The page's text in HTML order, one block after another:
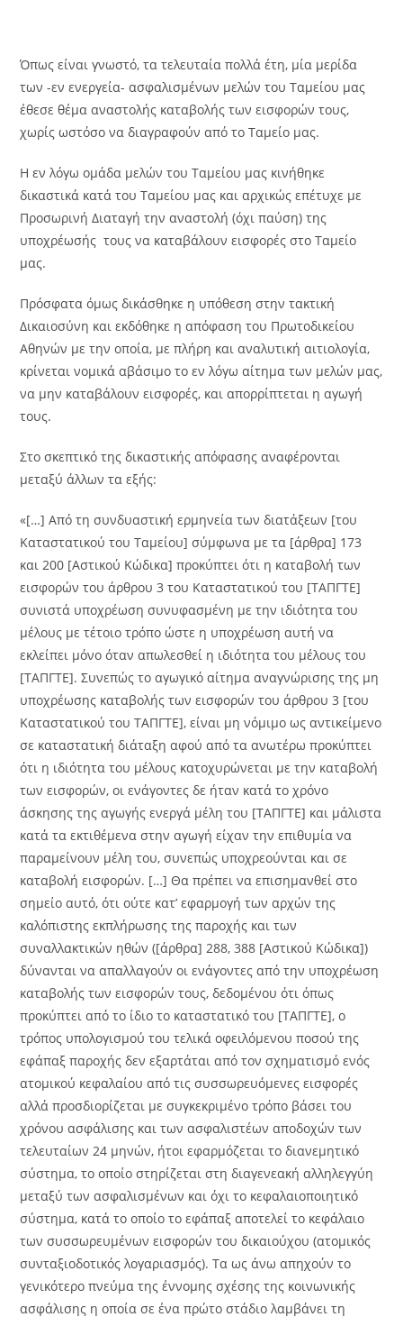
Όπως είναι γνωστό, τα τελευταία πολλά έτη, μία μερίδα
των -εν ενεργεία- ασφαλισμένων μελών του Ταμείου μας
έθεσε θέμα αναστολής καταβολής των εισφορών τους,
χωρίς ωστόσο να διαγραφούν από το Ταμείο μας.
Η εν λόγω ομάδα μελών του Ταμείου μας κινήθηκε
δικαστικά κατά του Ταμείου μας και αρχικώς επέτυχε με
Προσωρινή Διαταγή την αναστολή (όχι παύση) της
υποχρέωσής τους να καταβάλουν εισφορές στο Ταμείο
μας.
Πρόσφατα όμως δικάσθηκε η υπόθεση στην τακτική
Δικαιοσύνη και εκδόθηκε η απόφαση του Πρωτοδικείου
Αθηνών με την οποία, με πλήρη και αναλυτική αιτιολογία,
κρίνεται νομικά αβάσιμο το εν λόγω αίτημα των μελών μας,
να μην καταβάλουν εισφορές, και απορρίπτεται η αγωγή
τους.
Στο σκεπτικό της δικαστικής απόφασης αναφέρονται
μεταξύ άλλων τα εξής:
«[…] Από τη συνδυαστική ερμηνεία των διατάξεων [του
Καταστατικού του Ταμείου] σύμφωνα με τα [άρθρα] 173
και 200 [Αστικού Κώδικα] προκύπτει ότι η καταβολή των
εισφορών του άρθρου 3 του Καταστατικού του [ΤΑΠΓΤΕ]
συνιστά υποχρέωση συνυφασμένη με την ιδιότητα του
μέλους με τέτοιο τρόπο ώστε η υποχρέωση αυτή να
εκλείπει μόνο όταν απωλεσθεί η ιδιότητα του μέλους του
[ΤΑΠΓΤΕ]. Συνεπώς το αγωγικό αίτημα αναγνώρισης της μη
υποχρέωσης καταβολής των εισφορών του άρθρου 3 [του
Καταστατικού του ΤΑΠΓΤΕ], είναι μη νόμιμο ως αντικείμενο
σε καταστατική διάταξη αφού από τα ανωτέρω προκύπτει
ότι η ιδιότητα του μέλους κατοχυρώνεται με την καταβολή
των εισφορών, οι ενάγοντες δε ήταν κατά το χρόνο
άσκησης της αγωγής ενεργά μέλη του [ΤΑΠΓΤΕ] και μάλιστα
κατά τα εκτιθέμενα στην αγωγή είχαν την επιθυμία να
παραμείνουν μέλη του, συνεπώς υποχρεούνται και σε
καταβολή εισφορών. […] Θα πρέπει να επισημανθεί στο
σημείο αυτό, ότι ούτε κατ’ εφαρμογή των αρχών της
καλόπιστης εκπλήρωσης της παροχής και των
συναλλακτικών ηθών ([άρθρα] 288, 388 [Αστικού Κώδικα])
δύνανται να απαλλαγούν οι ενάγοντες από την υποχρέωση
καταβολής των εισφορών τους, δεδομένου ότι όπως
προκύπτει από το ίδιο το καταστατικό του [ΤΑΠΓΤΕ], ο
τρόπος υπολογισμού του τελικά οφειλόμενου ποσού της
εφάπαξ παροχής δεν εξαρτάται από τον σχηματισμό ενός
ατομικού κεφαλαίου από τις συσσωρευόμενες εισφορές
αλλά προσδιορίζεται με συγκεκριμένο τρόπο βάσει του
χρόνου ασφάλισης και των ασφαλιστέων αποδοχών των
τελευταίων 24 μηνών, ήτοι εφαρμόζεται το διανεμητικό
σύστημα, το οποίο στηρίζεται στη διαγενεακή αλληλεγγύη
μεταξύ των ασφαλισμένων και όχι το κεφαλαιοποιητικό
σύστημα, κατά το οποίο το εφάπαξ αποτελεί το κεφάλαιο
των συσσωρευμένων εισφορών του δικαιούχου (ατομικός
συνταξιοδοτικός λογαριασμός). Τα ως άνω απηχούν το
γενικότερο πνεύμα της έννομης σχέσης της κοινωνικής
ασφάλισης η οποία σε ένα πρώτο στάδιο λαμβάνει τη